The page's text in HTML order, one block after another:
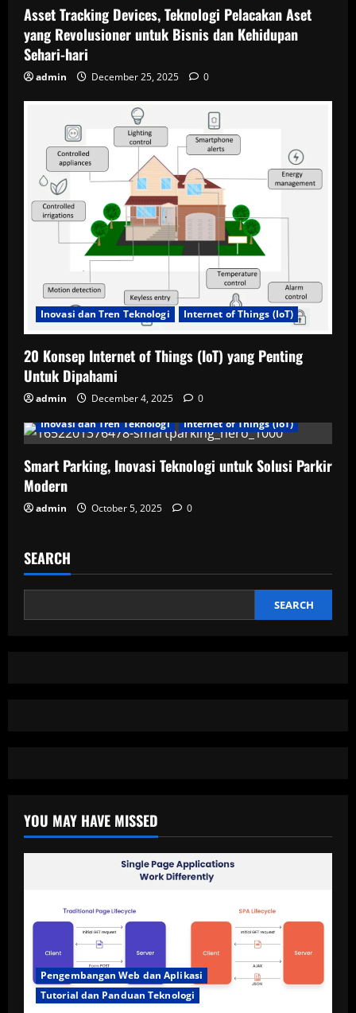
Asset Tracking Devices, Teknologi Pelacakan Aset
yang Revolusioner untuk Bisnis dan Kehidupan
Sehari-hari
admin December 25, 2025 0
Inovasi dan Tren Teknologi Internet of Things (IoT)
20 Konsep Internet of Things (IoT) yang Penting
Untuk Dipahami
admin December 4, 2025
0
Inovasi dan Tren Teknologi
Internet of Things (IoT)
Smart Parking, Inovasi Teknologi untuk Solusi Parkir
Modern
admin October 5, 2025 0
SEARCH
SEARCH
YOU MAY HAVE MISSED
Pengembangan Web dan Aplikasi
Tutorial dan Panduan Teknologi